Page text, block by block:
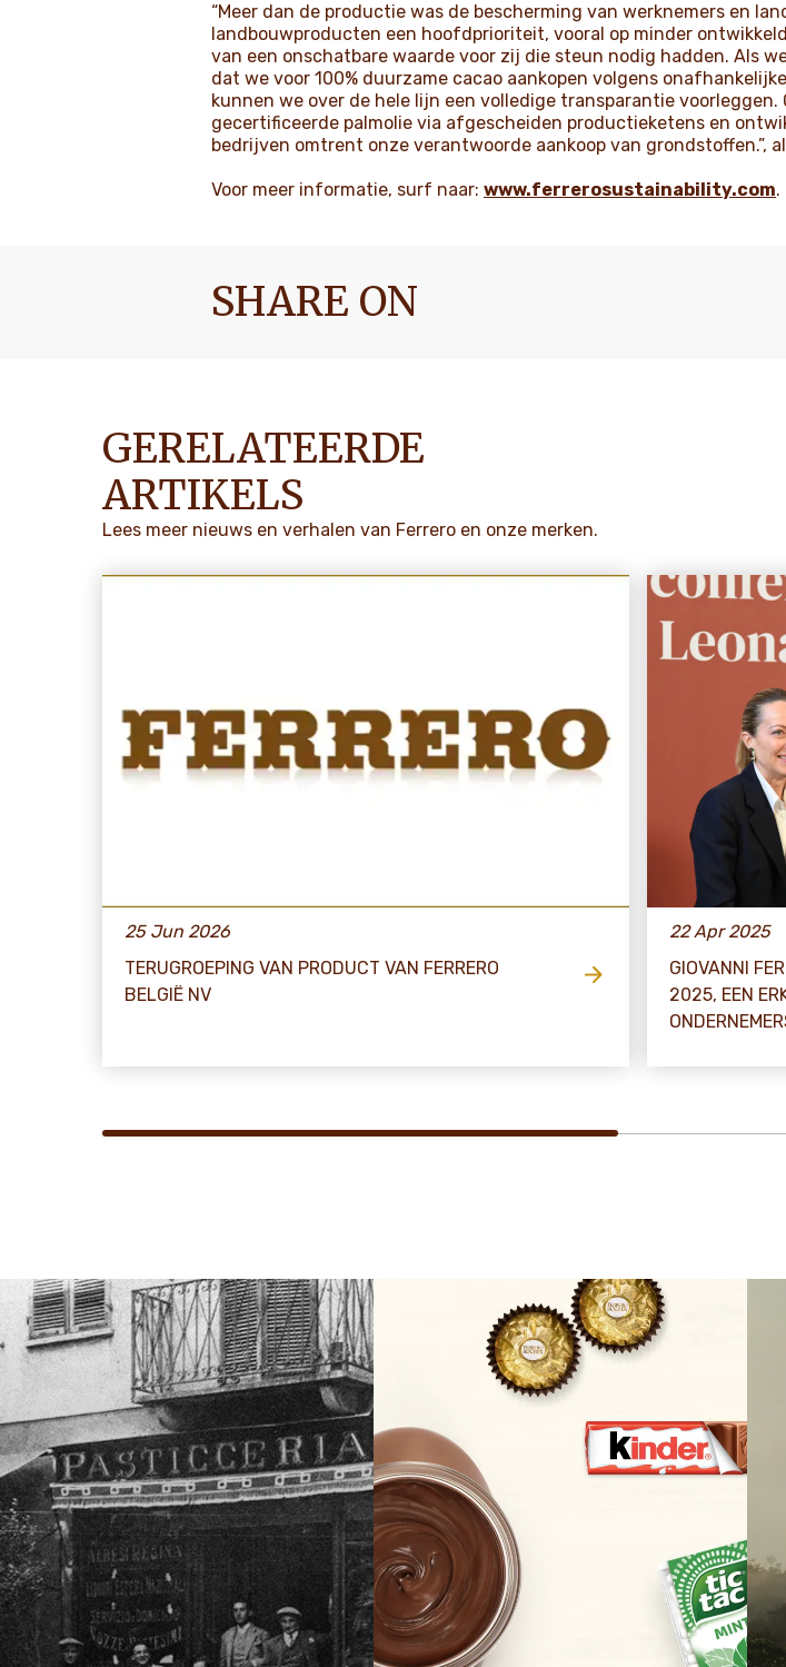
“Meer dan de productie was de bescherming van werknemers en
landbouwproducten een hoofdprioriteit, vooral op minder
van een onschatbare waarde voor zij die steun nodig hadden. Als
dat we voor 100% duurzame cacao aankopen volgens
kunnen we over de hele lijn een volledige transparantie voorleggen.
gecertificeerde palmolie via afgescheiden productieketens en
bedrijven omtrent onze verantwoorde aankoop van grondstoffen.”,
Voor meer informatie, surf naar:www.ferrerosustainability.com.
SHARE ON
GERELATEERDE
ARTIKELS
Lees meer nieuws en verhalen van Ferrero en onze merken.
25 Jun 2026
TERUGROEPING VAN PRODUCT VAN FERRERO
BELGIË NV
22 Apr 2025
GIOVANNI
2025, EEN